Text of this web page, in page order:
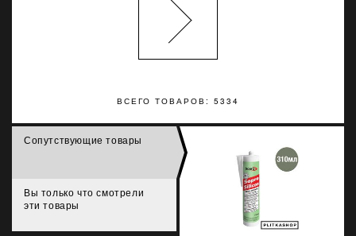
ВСЕГО ТОВАРОВ: 5334
Сопутствующие товары
Вы только что смотрели
эти товары